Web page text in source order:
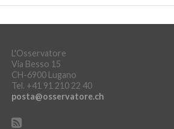
L'Osservatore
Via Besso 15
CH-6900 Lugano
Tel. +41 91 210 22 40
posta@osservatore.ch